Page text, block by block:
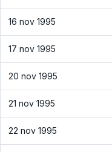
16 nov 1995
17 nov 1995
20 nov 1995
21 nov 1995
22 nov 1995